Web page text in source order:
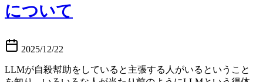
について
2025/12/22
LLMが自殺幇助をしていると主張する人がいるということ